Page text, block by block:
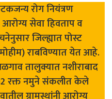
रोग नियंत्रण
सेवा हिवताप व
जिल्ह्यात पोस्ट
राबविण्यात येत आहे.
तालुक्यात नशीराबाद
रक्त नमुने संकलीत केले